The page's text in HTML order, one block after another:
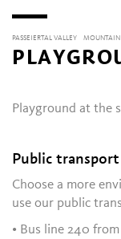
PASSEIERTAL VALLEY MOUNTAIN
Playground
Public transport
Choose a more
use our public
• Bus line 240